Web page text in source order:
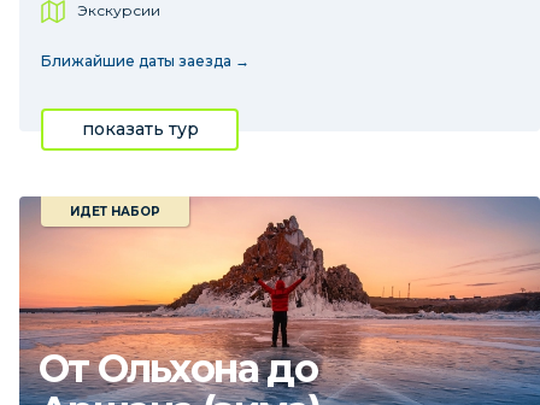
Экскурсии
Ближайшие даты заезда →
показать тур
От Ольхона до
ИДЕТ НАБОР